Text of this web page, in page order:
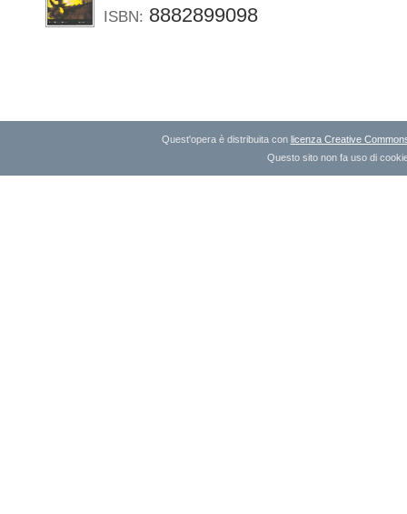
ISBN: 8882899098
Quest'opera è distribuita con licenza Creative
Questo sito non fa uso di